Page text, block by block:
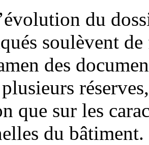
du
soulèvent
des
que sur les
du bâtiment.